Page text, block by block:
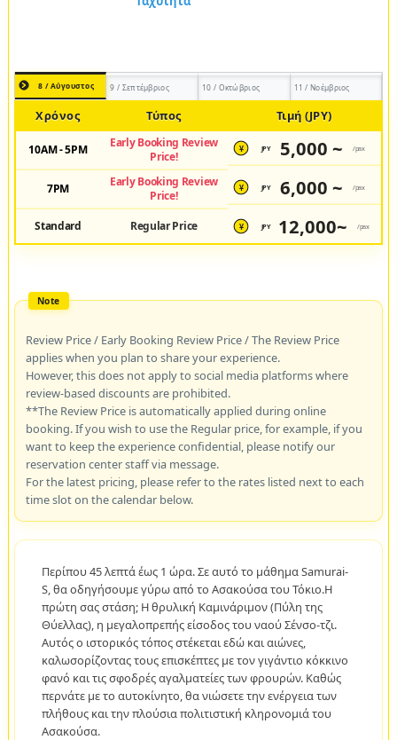
8 / Αύγουστος 9 / Σεπτέμβριος 10 / Οκτώβριος 11 / Νοέμβριος
Χρόνος Τύπος Τιμή (JPY)
10AM - 5PM
Early Booking Review
Price!
¥ JPY 5,000 ~ /pax
7PM
Early Booking Review
Price!
¥ JPY 6,000 ~ /pax
Standard Regular Price ¥ JPY 12,000~ /pax
Review Price / Early Booking Review Price / The Review Price
applies when you plan to share your experience.
However, this does not apply to social media platforms where
review-based discounts are prohibited.
**The Review Price is automatically applied during online
booking. If you wish to use the Regular price, for example, if you
want to keep the experience confidential, please notify our
reservation center staff via message.
For the latest pricing, please refer to the rates listed next to each
time slot on the calendar below.
Περίπου 45 λεπτά έως 1 ώρα. Σε αυτό το μάθημα Samurai-
S, θα οδηγήσουμε γύρω από το Ασακούσα του Τόκιο.Η
πρώτη σας στάση; Η θρυλική Καμινάριμον (Πύλη της
Θύελλας), η μεγαλοπρεπής είσοδος του ναού Σένσο-τζι.
Αυτός ο ιστορικός τόπος στέκεται εδώ και αιώνες,
καλωσορίζοντας τους επισκέπτες με τον γιγάντιο κόκκινο
φανό και τις σφοδρές αγαλματείες των φρουρών. Καθώς
περνάτε με το αυτοκίνητο, θα νιώσετε την ενέργεια των
πλήθους και την πλούσια πολιτιστική κληρονομιά του
Ασακούσα.